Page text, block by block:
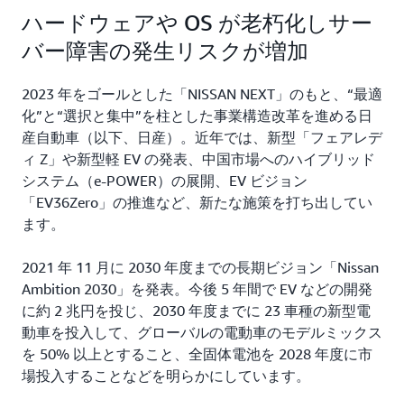
ハードウェアや OS が老朽化しサー
バー障害の発生リスクが増加
2023 年をゴールとした「NISSAN NEXT」のもと、“最適
化”と“選択と集中”を柱とした事業構造改革を進める日
産自動車（以下、日産）。近年では、新型「フェアレデ
ィ Z」や新型軽 EV の発表、中国市場へのハイブリッド
システム（e-POWER）の展開、EV ビジョン
「EV36Zero」の推進など、新たな施策を打ち出してい
ます。
2021 年 11 月に 2030 年度までの長期ビジョン「Nissan
Ambition 2030」を発表。今後 5 年間で EV などの開発
に約 2 兆円を投じ、2030 年度までに 23 車種の新型電
動車を投入して、グローバルの電動車のモデルミックス
を 50% 以上とすること、全固体電池を 2028 年度に市
場投入することなどを明らかにしています。